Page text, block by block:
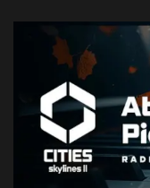
ENTRAR OU REGISTAR